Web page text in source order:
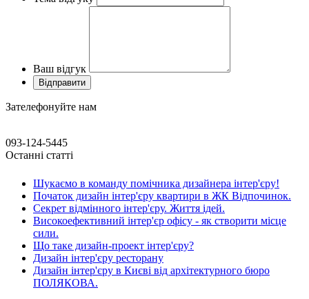
Ваш відгук
Зателефонуйте нам
093-124-5445
Останні статті
Шукаємо в команду помічника дизайнера інтер'єру!
Початок дизайн інтер'єру квартири в ЖК Відпочинок.
Секрет відмінного інтер'єру. Життя ідей.
Високоефективний інтер'єр офісу - як створити місце
сили.
Що таке дизайн-проект інтер'єру?
Дизайн інтер'єру ресторану
Дизайн інтер'єру в Києві від архітектурного бюро
ПОЛЯКОВА.